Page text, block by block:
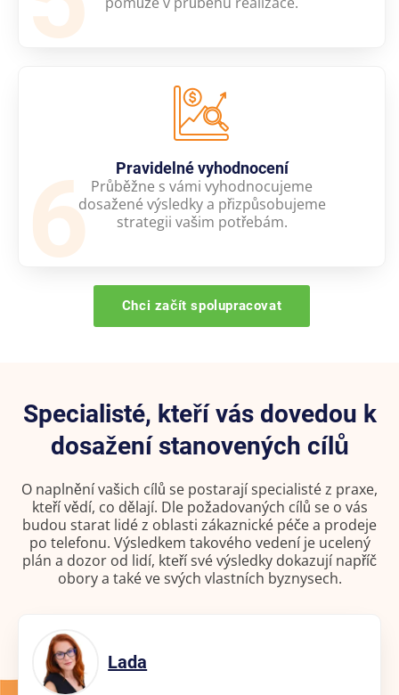
Pravidelné vyhodnocení
Průběžne s vámi vyhodnocujeme
dosažené výsledky a přizpůsobujeme
strategii vašim potřebám.
6
Chci začít spolupracovat
Specialisté, kteří vás dovedou k
dosažení stanovených cílů
O naplnění vašich cílů se postarají specialisté z praxe,
kteří vědí, co dělají. Dle požadovaných cílů se o vás
budou starat lidé z oblasti zákaznické péče a prodeje
po telefonu. Výsledkem takového vedení je ucelený
plán a dozor od lidí, kteří své výsledky dokazují napříč
obory a také ve svých vlastních byznysech.
Lada